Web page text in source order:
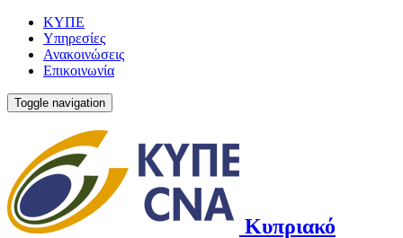
ΚΥΠΕ
Υπηρεσίες
Ανακοινώσεις
Επικοινωνία
Toggle navigation
Κυπριακό